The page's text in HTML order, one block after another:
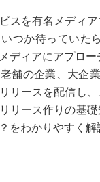
スを有名メディ
つか待っていた
ディアにアプロー
舗の企業、大企
リースを配信し
リース作りの基
をわかりやすく解